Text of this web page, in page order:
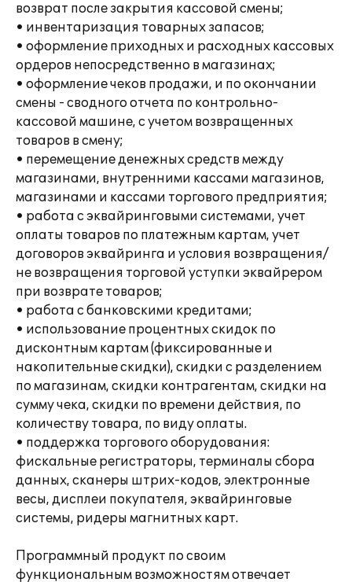
возврат после закрытия кассовой смены;
• инвентаризация товарных запасов;
• оформление приходных и расходных кассовых
ордеров непосредственно в магазинах;
• оформление чеков продажи, и по окончании
смены - сводного отчета по контрольно-
кассовой машине, с учетом возвращенных
товаров в смену;
• перемещение денежных средств между
магазинами, внутренними кассами магазинов,
магазинами и кассами торгового предприятия;
• работа с эквайринговыми системами, учет
оплаты товаров по платежным картам, учет
договоров эквайринга и условия возвращения/
не возвращения торговой уступки эквайрером
при возврате товаров;
• работа с банковскими кредитами;
• использование процентных скидок по
дисконтным картам (фиксированные и
накопительные скидки), скидки с разделением
по магазинам, скидки контрагентам, скидки на
сумму чека, скидки по времени действия, по
количеству товара, по виду оплаты.
• поддержка торгового оборудования:
фискальные регистраторы, терминалы сбора
данных, сканеры штрих-кодов, электронные
весы, дисплеи покупателя, эквайринговые
системы, ридеры магнитных карт.
Программный продукт по своим
функциональным возможностям отвечает